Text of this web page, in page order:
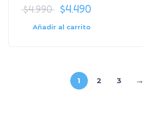
$4.990 $4.490
Añadir al carrito
1 2 3 →